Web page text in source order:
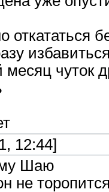
чуток
12:44]
Шаю
не